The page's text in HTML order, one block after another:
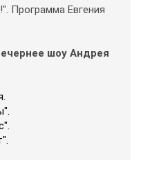
Eвгeния
шoy Aндpeя